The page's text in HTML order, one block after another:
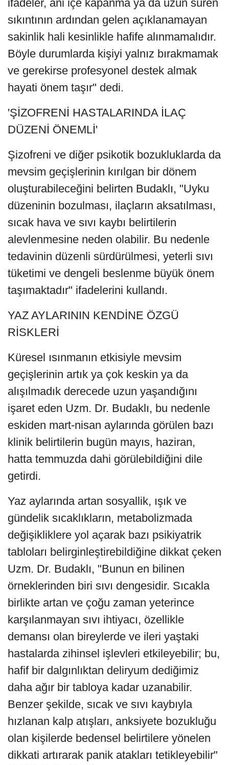
ifadeler, ani içe kapanma ya da uzun süren
sıkıntının ardından gelen açıklanamayan
sakinlik hali kesinlikle hafife alınmamalıdır.
Böyle durumlarda kişiyi yalnız bırakmamak
ve gerekirse profesyonel destek almak
hayati önem taşır" dedi.
'ŞİZOFRENİ HASTALARINDA İLAÇ
DÜZENİ ÖNEMLİ'
Şizofreni ve diğer psikotik bozukluklarda da
mevsim geçişlerinin kırılgan bir dönem
oluşturabileceğini belirten Budaklı, "Uyku
düzeninin bozulması, ilaçların aksatılması,
sıcak hava ve sıvı kaybı belirtilerin
alevlenmesine neden olabilir. Bu nedenle
tedavinin düzenli sürdürülmesi, yeterli sıvı
tüketimi ve dengeli beslenme büyük önem
taşımaktadır" ifadelerini kullandı.
YAZ AYLARININ KENDİNE ÖZGÜ
RİSKLERİ
Küresel ısınmanın etkisiyle mevsim
geçişlerinin artık ya çok keskin ya da
alışılmadık derecede uzun yaşandığını
işaret eden Uzm. Dr. Budaklı, bu nedenle
eskiden mart-nisan aylarında görülen bazı
klinik belirtilerin bugün mayıs, haziran,
hatta temmuzda dahi görülebildiğini dile
getirdi.
Yaz aylarında artan sosyallik, ışık ve
gündelik sıcaklıkların, metabolizmada
değişikliklere yol açarak bazı psikiyatrik
tabloları belirginleştirebildiğine dikkat çeken
Uzm. Dr. Budaklı, "Bunun en bilinen
örneklerinden biri sıvı dengesidir. Sıcakla
birlikte artan ve çoğu zaman yeterince
karşılanmayan sıvı ihtiyacı, özellikle
demansı olan bireylerde ve ileri yaştaki
hastalarda zihinsel işlevleri etkileyebilir; bu,
hafif bir dalgınlıktan deliryum dediğimiz
daha ağır bir tabloya kadar uzanabilir.
Benzer şekilde, sıcak ve sıvı kaybıyla
hızlanan kalp atışları, anksiyete bozukluğu
olan kişilerde bedensel belirtilere yönelen
dikkati artırarak panik atakları tetikleyebilir"